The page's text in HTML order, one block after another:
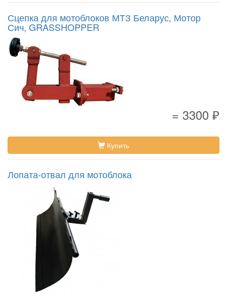
Сцепка для мотоблоков МТЗ Беларус, Мотор
Сич, GRASSHOPPER
= 3300 ₽
Купить
Лопата-отвал для мотоблока